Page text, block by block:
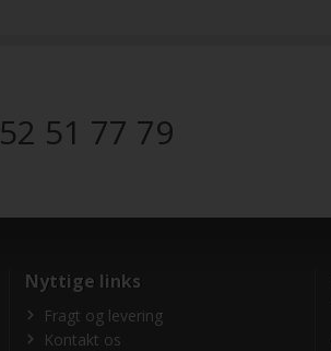
52 51 77 79
Nyttige links
Fragt og levering
Kontakt os